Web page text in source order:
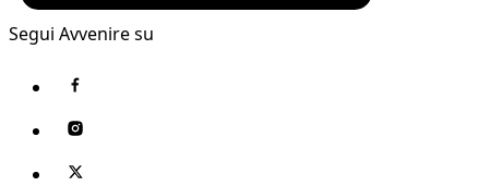
Segui Avvenire su